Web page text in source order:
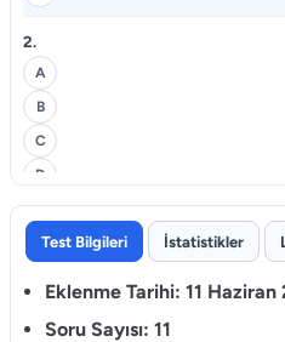
2.
A
B
C
D
3.
Test Bilgileri İstatistikler
Eklenme Tarihi: 11 Haziran
Soru Sayısı: 11